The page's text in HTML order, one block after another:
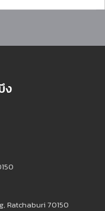
ง
Ratchaburi 70150